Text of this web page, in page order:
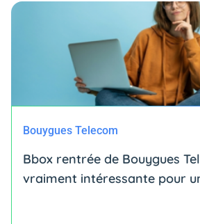
Bouygues Telecom
Bbox rentrée de Bouygues
vraiment intéressante pour